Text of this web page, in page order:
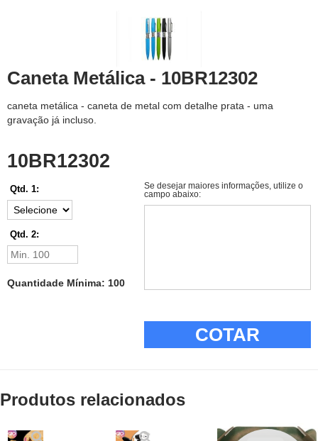
Caneta Metálica - 10BR12302
caneta metálica - caneta de metal com detalhe prata - uma
gravação já incluso.
10BR12302
Qtd. 1:
Qtd. 2:
Quantidade Mínima: 100
Se desejar maiores informações, utilize o
campo abaixo:
COTAR
Produtos relacionados